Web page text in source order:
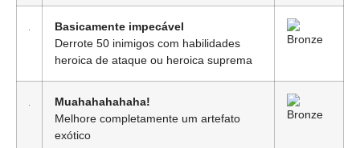
Basicamente impecável
Derrote 50 inimigos com habilidades
heroica de ataque ou heroica suprema
Muahahahahaha!
Melhore completamente um artefato
exótico